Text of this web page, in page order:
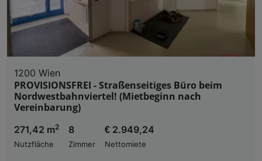
1200 Wien
PROVISIONSFREI - Straßenseitiges Büro beim
Nordwestbahnviertel! (Mietbeginn nach
Vereinbarung)
271,42 m2
Nutzfläche
8
Zimmer
€ 2.949,24
Nettomiete